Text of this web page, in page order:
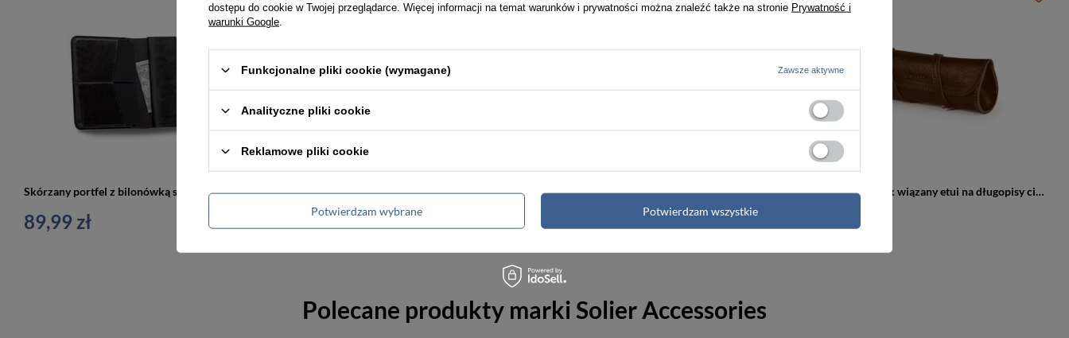
Skórzany portfel z bilonówką slim wallet ciemny brąz - SOLIER SW15
89,99 zł
Skórzany biwuar organizer na dokumenty bordowy - Solier SA21
149,99 zł
Skórzane etui na IPhone 12/13/14 czarne skóra węża - SA57 Skórzany piórnik wiązany etui na długopisy ciemnobrązowe - SA52
89,99 zł
Polecane produkty markiSolier Accessories
dostępu do cookie w Twojej przeglądarce. Więcej informacji na temat warunków i prywatności można znaleźć także na stronie Prywatność i
warunki Google
Funkcjonalne pliki cookie (wymagane) Zawsze aktywne
Analityczne pliki cookie
Reklamowe pliki cookie
Potwierdzam wybrane Potwierdzam wszystkie